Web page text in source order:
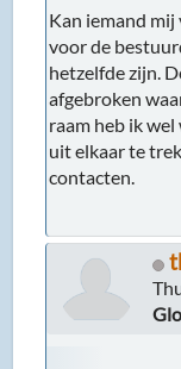
Kan iemand
voor de
hetzelfde zijn.
afgebroken
raam heb ik
uit elkaar te
contacten.